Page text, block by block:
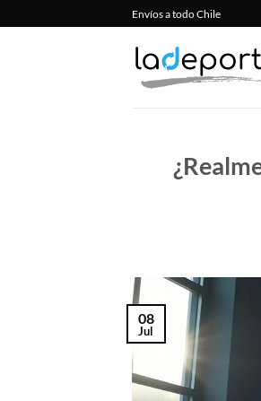
al
Envíos a todo Chile
08
Jul